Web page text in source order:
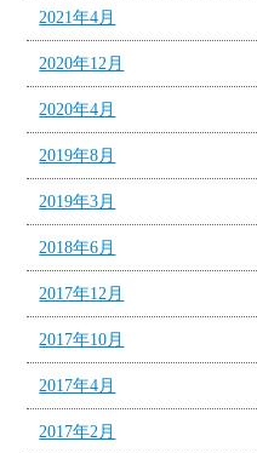
2021年4月
2020年12月
2020年4月
2019年8月
2019年3月
2018年6月
2017年12月
2017年10月
2017年4月
2017年2月